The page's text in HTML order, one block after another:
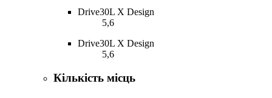
Drive30L X Design
5,6
Drive30L X Design
5,6
Кількість місць